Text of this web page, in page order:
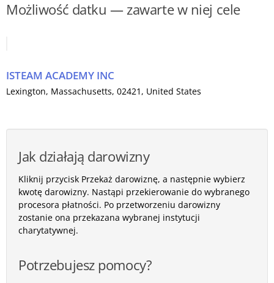
Możliwość datku — zawarte w niej cele
ISTEAM ACADEMY INC
Lexington, Massachusetts, 02421, United States
Jak działają darowizny
Kliknij przycisk Przekaż darowiznę, a następnie wybierz
kwotę darowizny. Nastąpi przekierowanie do wybranego
procesora płatności. Po przetworzeniu darowizny
zostanie ona przekazana wybranej instytucji
charytatywnej.
Potrzebujesz pomocy?